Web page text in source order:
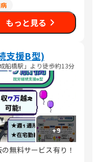
もっと見る
支援B型)
船橋駅」より徒歩約13分
+9
無料サービス有り！